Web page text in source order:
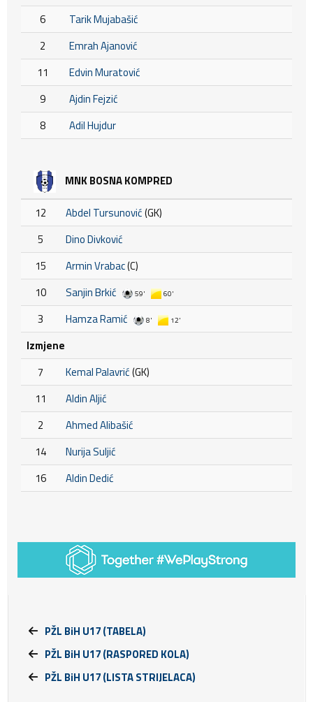
6
Tarik Mujabašić
2
Emrah Ajanović
11
Edvin Muratović
9
Ajdin Fejzić
8
Adil Hujdur
MNK BOSNA KOMPRED
12 Abdel Tursunović(GK)
5
Dino Divković
15
Armin Vrabac(C)
10
Sanjin Brkić 59' 60'
3 Hamza Ramić 8' 12'
Izmjene
7
Kemal Palavrić(GK)
11
Aldin Aljić
2
Ahmed Alibašić
14
Nurija Suljić
16
Aldin Dedić
PŽL BiH U17 (TABELA)
PŽL BiH U17 (RASPORED KOLA)
PŽL BiH U17 (LISTA STRIJELACA)